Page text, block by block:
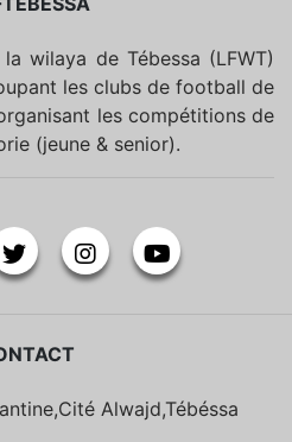
wilaya de Tébessa (LFWT)
les clubs de football de
les compétitions de
(jeune & senior).
Alwajd,Tébéssa